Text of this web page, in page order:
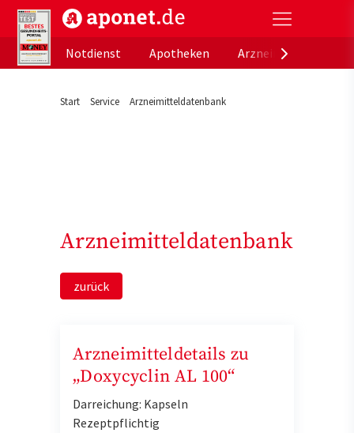
aponet.de - Das offizielle Gesundheitsportal der
Notdienst
Apotheken
Start Service Arzneimitteldatenbank
Arzneimitteldatenbank
zurück
Arzneimitteldetails zu
„Doxycyclin AL 100“
Darreichung: Kapseln
Rezeptpflichtig